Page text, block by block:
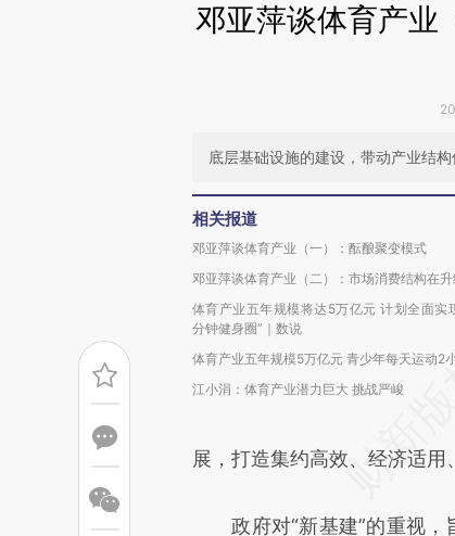
邓亚萍谈体育产业
底层基础设施的建设，带动产业结
相关报道
邓亚萍谈体育产业（一）：酝酿聚变模式
邓亚萍谈体育产业（二）：市场消费结构在升
体育产业五年规模将达5万亿元 计划全面实
分钟健身圈”｜数说
体育产业五年规模5万亿元 青少年每天运动2
江小涓：体育产业潜力巨大 挑战严峻
展，打造集约高效、经济适用
政府对“新基建”的重视，